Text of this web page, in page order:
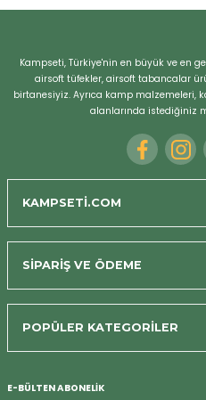
Kampseti, Türkiye'nin en büyük ve en
airsoft tüfekler, airsoft tabancalar
birtanesiyiz. Ayrıca kamp malzemeleri,
alanlarında istediğiniz
KAMPSETİ.COM
SİPARİŞ VE ÖDEME
POPÜLER KATEGORİLER
E-BÜLTEN ABONELİK